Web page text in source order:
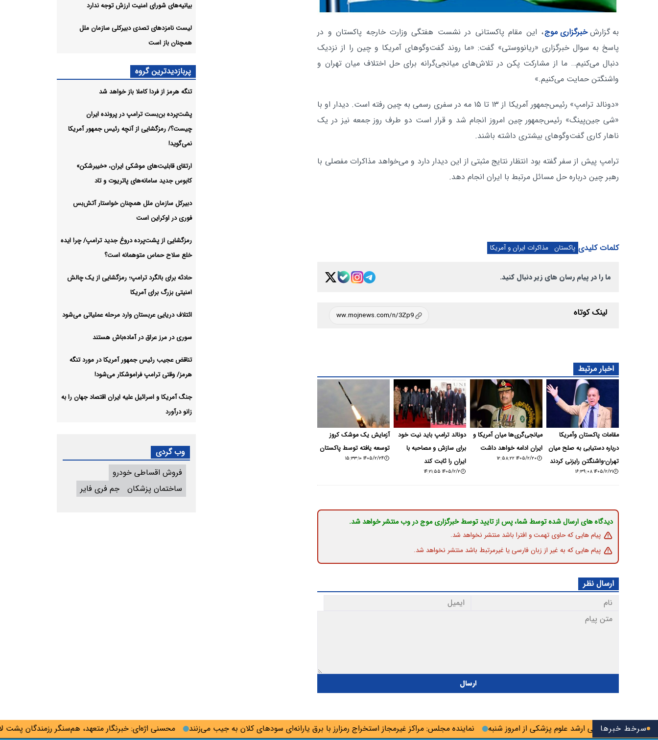
سرخط خبرها محسنی اژه‌ای: خبرنگار متعهد، هم‌سنگر رزمندگان پشت نماینده مجلس: مراکز غیرمجاز استخراج رمزارز با برق یارانه‌ای سودهای کلان به جیب می‌زنند آزمون کارشناسی ارشد علوم پزشکی از امروز شنبه
به گزارشخبرگزاری موج، این مقام پاکستانی در نشست هفتگی وزارت خارجه پاکستان و در
پاسخ به سوال خبرگزاری «ریانووستی» گفت: «ما روند گفت‌وگوهای آمریکا و چین را از نزدیک
دنبال می‌کنیم… ما از مشارکت پکن در تلاش‌های میانجی‌گرانه برای حل اختلاف میان تهران و
واشنگتن حمایت می‌کنیم.»
«دونالد ترامپ» رئیس‌جمهور آمریکا از ۱۳ تا ۱۵ مه در سفری رسمی به چین رفته است. دیدار او با
«شی جین‌پینگ» رئیس‌جمهور چین امروز انجام شد و قرار است دو طرف روز جمعه نیز در یک
ناهار کاری گفت‌وگوهای بیشتری داشته باشند.
ترامپ پیش از سفر گفته بود انتظار نتایج مثبتی از این دیدار دارد و می‌خواهد مذاکرات مفصلی با
رهبر چین درباره حل مسائل مرتبط با ایران انجام دهد.
کلمات کلیدی پاکستان مذاکرات ایران و آمریکا
ما را در پیام رسان های زیر دنبال کنید.
لینک کوتاه
اخبار مرتبط
مقامات پاکستان وآمریکا
درباره دستیابی به صلح میان
تهران-واشنگتن رایزنی کردند
۱۴۰۵/۲/۲۱ ۱۶:۳۹:۰۸
میانجی‌گری‌ها میان آمریکا و
ایران ادامه خواهد داشت
۱۴۰۵/۲/۲۰ ۱۲:۵۸:۲۲
دونالد ترامپ باید نیت خود
برای سازش و مصاحبه با
ایران را ثابت کند
۱۴۰۵/۲/۲ ۱۴:۲۱:۵۵
آزمایش یک موشک کروز
توسعه یافته توسط پاکستان
۱۴۰۵/۲/۲۴ ۱۵:۳۳:۱۰
دیدگاه های ارسال شده توسط شما، پس از تایید توسط خبرگزاری موج در وب منتشر خواهد شد.
پیام هایی که حاوی تهمت و افترا باشد منتشر نخواهد شد.
پیام هایی که به غیر از زبان فارسی یا غیرمرتبط باشد منتشر نخواهد شد.
ارسال نظر
ارسال
بیانیه‌های شورای امنیت ارزش توجه ندارد
لیست نامزدهای تصدی دبیرکلی سازمان ملل
همچنان باز است
پربازدیدترین گروه
تنگه هرمز از فردا کاملا باز خواهد شد
پشت‌پرده بن‌بست ترامپ در پرونده ایران
چیست؟/ رمزگشایی از آنچه رئیس جمهور آمریکا
نمی‌گوید!
ارتقای قابلیت‌های موشکی ایران، «خیبرشکن»
کابوس جدید سامانه‌های پاتریوت و تاد
دبیرکل سازمان ملل همچنان خواستار آتش‌بس
فوری در اوکراین است
رمزگشایی از پشت‌پرده دروغ جدید ترامپ/ چرا ایده
خلع سلاح حماس متوهمانه است؟
حادثه برای بالگرد ترامپ؛ رمزگشایی از یک چالش
امنیتی بزرگ برای آمریکا
ائتلاف دریایی عربستان وارد مرحله عملیاتی می‌شود
سوری در مرز عراق در آماده‌باش هستند
تناقض عجیب رئیس جمهور آمریکا در مورد تنگه
هرمز/ وقتی ترامپ فراموشکار می‌شود!
جنگ آمریکا و اسرائیل علیه ایران اقتصاد جهان را به
زانو درآورد
وب گردی
فروش اقساطی خودرو
ساختمان پزشکان
جم فری فایر